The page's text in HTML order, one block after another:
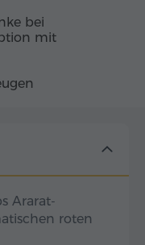
bei
mit
Ararat-
roten